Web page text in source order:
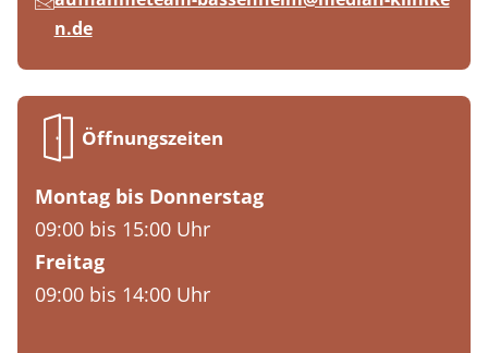
n.de
Öffnungszeiten
Montag bis Donnerstag
09:00 bis 15:00 Uhr
Freitag
09:00 bis 14:00 Uhr